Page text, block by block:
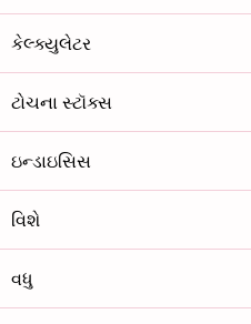
કેલ્ક્યુલેટર
ટોચના સ્ટૉક્સ
ઇન્ડાઇસિસ
વિશે
વધુ